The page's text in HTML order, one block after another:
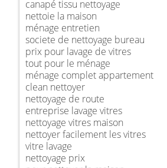
canapé tissu nettoyage
nettoie la maison
ménage entretien
societe de nettoyage bureau
prix pour lavage de vitres
tout pour le ménage
ménage complet appartement
clean nettoyer
nettoyage de route
entreprise lavage vitres
nettoyage vitres maison
nettoyer facilement les vitres
vitre lavage
nettoyage prix